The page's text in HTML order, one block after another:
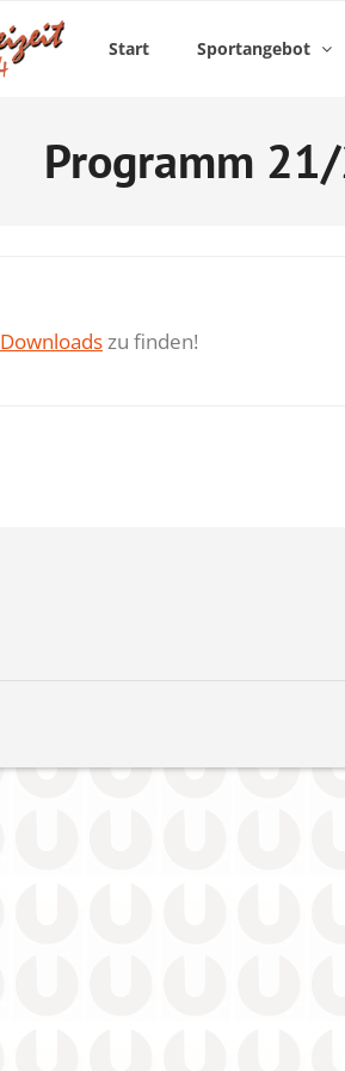
Start Sportangebot
Programm
Downloadszu finden!